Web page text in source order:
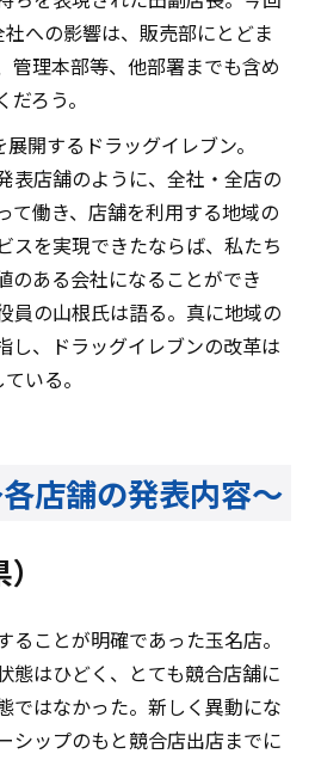
への影響は、販売部にとどま
管理本部等、他部署までも含め
ろう。
開するドラッグイレブン。
表店舗のように、全社・全店の
て働き、店舗を利用する地域の
スを実現できたならば、私たち
のある会社になることができ
員の山根氏は語る。真に地域の
し、ドラッグイレブンの改革は
いる。
店舗の発表内容～
ことが明確であった玉名店。
態はひどく、とても競合店舗に
ではなかった。新しく異動にな
シップのもと競合店出店までに